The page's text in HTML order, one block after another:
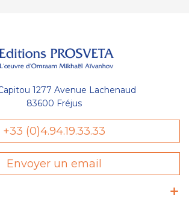
1277 Avenue Lachenaud
83600 Fréjus
+33 (0)4.94.19.33.33
Envoyer un email